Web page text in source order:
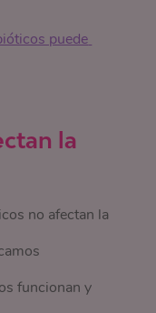
puede
la
no afectan la
funcionan y